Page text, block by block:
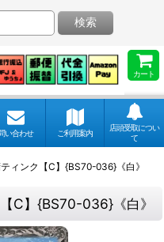
カート
検索
い合わせ ご利用案内
店頭受取につい
て
ィンク【C】{BS70-036}《白》
C】{BS70-036}《白》